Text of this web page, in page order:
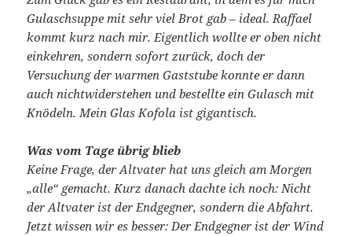
Gulaschsuppe mit sehr viel Brot gab – ideal. Raffael
kommt kurz nach mir. Eigentlich wollte er oben nicht
einkehren, sondern sofort zurück, doch der
Versuchung der warmen Gaststube konnte er dann
auch nichtwiderstehen und bestellte ein Gulasch mit
Knödeln. Mein Glas Kofola ist gigantisch.
Was vom Tage übrig blieb
Keine Frage, der Altvater hat uns gleich am Morgen
„alle“ gemacht. Kurz danach dachte ich noch: Nicht
der Altvater ist der Endgegner, sondern die Abfahrt.
Jetzt wissen wir es besser: Der Endgegner ist der Wind